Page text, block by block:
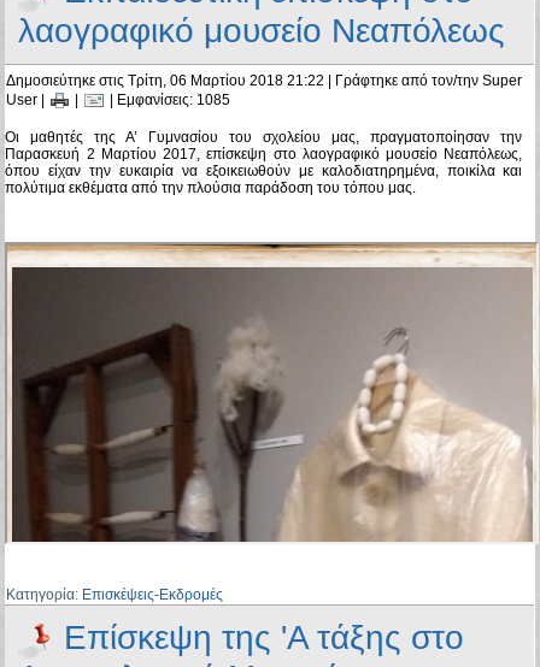
λαογραφικό μουσείο Νεαπόλεως
Δημοσιεύτηκε στις Τρίτη, 06 Μαρτίου 2018 21:22 | Γράφτηκε από τον/την Super
User | | | Εμφανίσεις: 1085
Οι μαθητές της Α’ Γυμνασίου του σχολείου μας, πραγματοποίησαν την
Παρασκευή 2 Μαρτίου 2017, επίσκεψη στο λαογραφικό μουσείο Νεαπόλεως,
όπου είχαν την ευκαιρία να εξοικειωθούν με καλοδιατηρημένα, ποικίλα και
πολύτιμα εκθέματα από την πλούσια παράδοση του τόπου μας.
Κατηγορία: Επισκέψεις-Εκδρομές
Επίσκεψη της 'Α τάξης στο